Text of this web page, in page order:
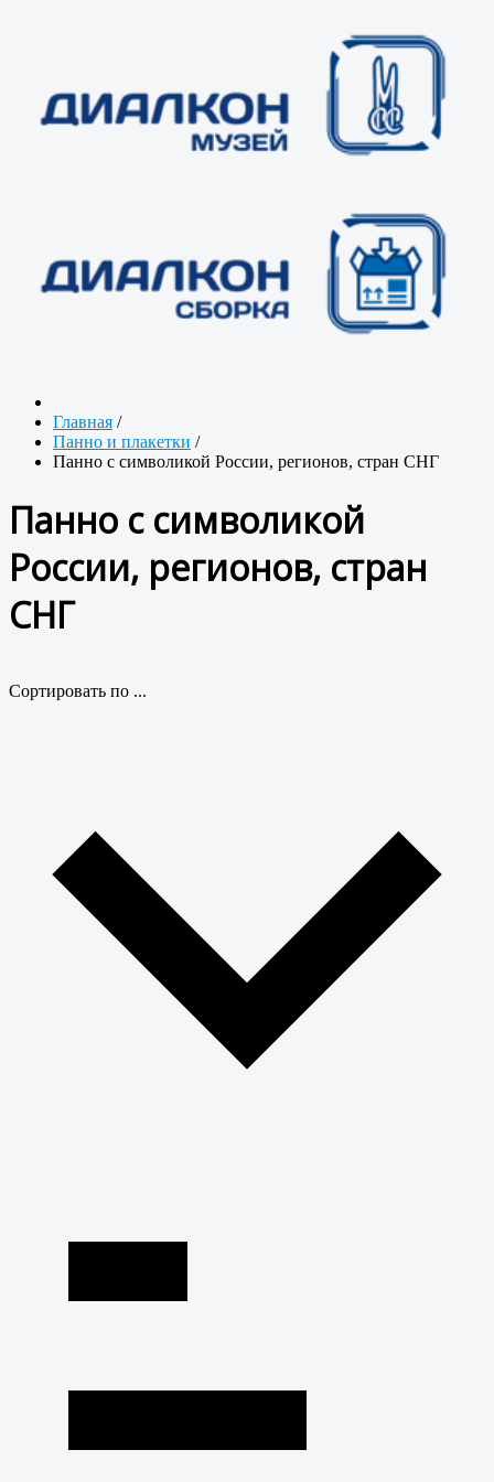
Главная /
Панно и плакетки /
Панно с символикой России, регионов, стран СНГ
Панно с символикой
России, регионов, стран
СНГ
Сортировать по ...